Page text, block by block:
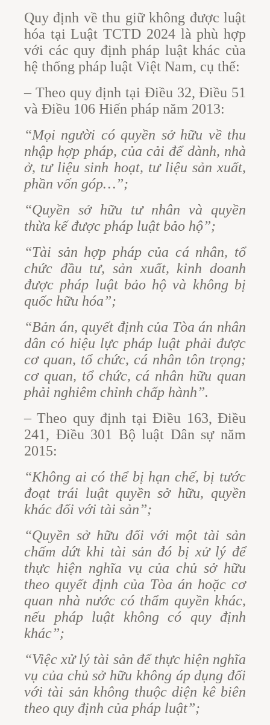
Quy định về thu giữ không được luật
hóa tại Luật TCTD 2024 là phù hợp
với các quy định pháp luật khác của
hệ thống pháp luật Việt Nam, cụ thể:
– Theo quy định tại Điều 32, Điều 51
và Điều 106 Hiến pháp năm 2013:
“Mọi người có quyền sở hữu về thu
nhập hợp pháp, của cải để dành, nhà
ở, tư liệu sinh hoạt, tư liệu sản xuất,
phần vốn góp…”;
“Quyền sở hữu tư nhân và quyền
thừa kế được pháp luật bảo hộ”;
“Tài sản hợp pháp của cá nhân, tổ
chức đầu tư, sản xuất, kinh doanh
được pháp luật bảo hộ và không bị
quốc hữu hóa”;
“Bản án, quyết định của Tòa án nhân
dân có hiệu lực pháp luật phải được
cơ quan, tổ chức, cá nhân tôn trọng;
cơ quan, tổ chức, cá nhân hữu quan
phải nghiêm chỉnh chấp hành”.
– Theo quy định tại Điều 163, Điều
241, Điều 301 Bộ luật Dân sự năm
2015:
“Không ai có thể bị hạn chế, bị tước
đoạt trái luật quyền sở hữu, quyền
khác đối với tài sản”;
“Quyền sở hữu đối với một tài sản
chấm dứt khi tài sản đó bị xử lý để
thực hiện nghĩa vụ của chủ sở hữu
theo quyết định của Tòa án hoặc cơ
quan nhà nước có thẩm quyền khác,
nếu pháp luật không có quy định
khác”;
“Việc xử lý tài sản để thực hiện nghĩa
vụ của chủ sở hữu không áp dụng đối
với tài sản không thuộc diện kê biên
theo quy định của pháp luật”;